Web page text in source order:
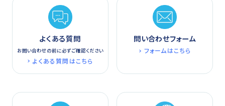
よくある質問
お問い合わせの前に必ずご確認ください
よくある質問はこちら
問い合わせフォーム
フォームはこちら